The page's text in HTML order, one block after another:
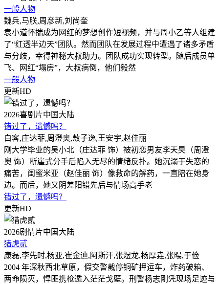
一般人物
魏兵,马朕,周彦新,刘尚奎
袁小道怀揣成为网红的梦想创作短视频，并与周小乙等人组建
了“红透半边天”团队。然而团队在发展过程中遭遇了诸多矛盾
与分歧，幸得神秘大叔助力。团队成功实现转型。随后成员单
飞、网红“塌房”，大叔病倒，他们毅然
一般人物
更新HD
2026喜剧片中国大陆
错过了，遗憾吗？
白客,庄达菲,周澄奥,敖子逸,王安宇,赵佳丽
刚大学毕业的吴小北（庄达菲 饰）被初恋男友李天昊（周澄
奧 饰）断崖式分手后陷入无尽的情绪反扑。她沉溺于失恋的
痛苦，闺蜜米亚（赵佳丽 饰）像救命的解药，一直陪在她身
边。而后，她又阴差阳错先后与情场高手老
错过了，遗憾吗？
更新HD
2026剧情片中国大陆
猎虎贰
康磊,李先时,杨亚,崔金迪,阿斯汗,张煜龙,杨厚垚,张暘,于俭
2004 年深秋西北草原，假交警截停铜矿押运车，炸药破箱、
两命陨灭，悍匪携枪遁入茫茫戈壁。刑警杨志刚凭现场足迹与